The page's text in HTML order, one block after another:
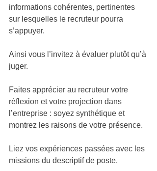
informations cohérentes, pertinentes
sur lesquelles le recruteur pourra
s’appuyer.
Ainsi vous l’invitez à évaluer plutôt qu’à
juger.
Faites apprécier au recruteur votre
réflexion et votre projection dans
l’entreprise : soyez synthétique et
montrez les raisons de votre présence.
Liez vos expériences passées avec les
missions du descriptif de poste.